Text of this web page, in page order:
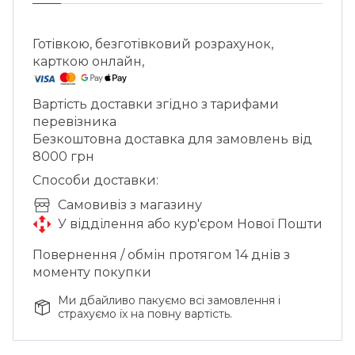
цінність виробу.
Келих постачається у фірмовій
подарунковій коробці RIEDEL і підходить
для миття в посудомийній машині,
поєднуючи преміальну естетику, сучасну
практичність і безкомпромісну якість для
домашньої чи професійної дегустації.
Готівкою, безготівковий розрахунок,
карткою онлайн,
Вартість доставки згідно з тарифами
перевізника
Безкоштовна доставка для замовлень від
8000 грн
Способи доставки:
Cамовивіз з магазину
У відділення або кур'єром Нової Пошти
Повернення / обмін протягом 14 днів з
моменту покупки
Ми дбайливо пакуємо всі замовлення і
страхуємо їх на повну вартість.